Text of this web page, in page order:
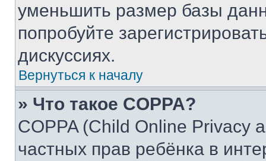
уменьшить размер базы
попробуйте
дискуссиях.
Вернуться к началу
» Что такое COPPA?
COPPA (Child Online Privacy
частных прав ребёнка в